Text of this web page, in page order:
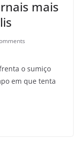
mais
o sumiço
em que tenta